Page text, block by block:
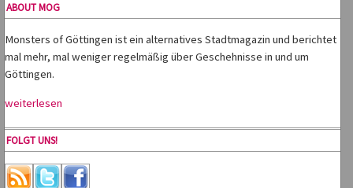
ABOUT MOG
Monsters of Göttingen ist ein alternatives Stadtmagazin und berichtet
mal mehr, mal weniger regelmäßig über Geschehnisse in und um
Göttingen.
weiterlesen
FOLGT UNS!